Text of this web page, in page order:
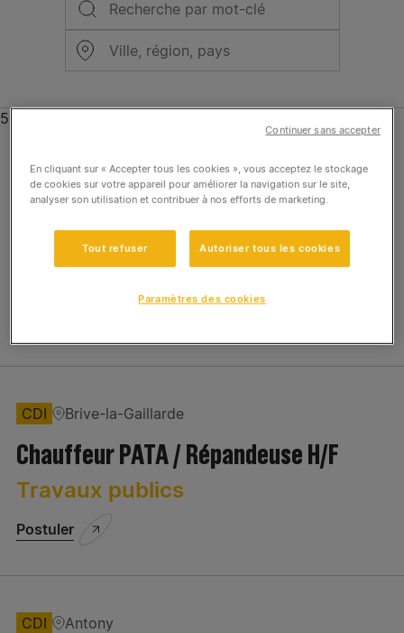
Aménagement Paysager
Groupe ETPO
Génie Civil et Fondations
Siège
Travaux publics
Familles de métier
Achats
Centre de profit
Commercial - Marketing - Développement
Communication
536 offres
CDI Orvault
Contrôleur de Gestion Opérationnel –
CDI Brive-la-Gaillarde
Chauffeur PATA / Répandeuse H/F
Travaux publics
Postuler
CDI Antony
En cliquant sur « Accepter tous les cookies », vous acceptez le stockage
de cookies sur votre appareil pour améliorer la navigation sur le site,
analyser son utilisation et contribuer à nos efforts de marketing.
Tout refuser Autoriser tous les cookies
Paramètres des cookies
Continuer sans accepter